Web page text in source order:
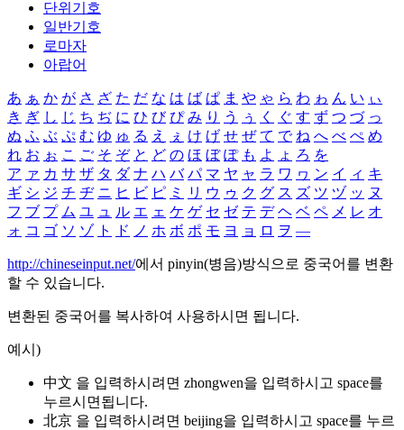
단위기호
일반기호
로마자
아랍어
あ ぁ か が さ ざ た だ な は ば ぱ ま や ゃ ら わ ゎ ん い ぃ
き ぎ し じ ち ぢ に ひ び ぴ み り う ぅ く ぐ す ず つ づ っ
ぬ ふ ぶ ぷ む ゆ ゅ る え ぇ け げ せ ぜ て で ね へ べ ぺ め
れ お ぉ こ ご そ ぞ と ど の ほ ぼ ぽ も よ ょ ろ を
ア ァ カ サ ザ タ ダ ナ ハ バ パ マ ヤ ャ ラ ワ ヮ ン イ ィ キ
ギ シ ジ チ ヂ ニ ヒ ビ ピ ミ リ ウ ゥ ク グ ス ズ ツ ヅ ッ ヌ
フ ブ プ ム ユ ュ ル エ ェ ケ ゲ セ ゼ テ デ ヘ ベ ペ メ レ オ
ォ コ ゴ ソ ゾ ト ド ノ ホ ボ ポ モ ヨ ョ ロ ヲ ―
http://chineseinput.net/에서 pinyin(병음)방식으로 중국어를 변환
할 수 있습니다.
변환된 중국어를 복사하여 사용하시면 됩니다.
예시)
中文 을 입력하시려면 zhongwen을 입력하시고 space를
누르시면됩니다.
北京 을 입력하시려면 beijing을 입력하시고 space를 누르